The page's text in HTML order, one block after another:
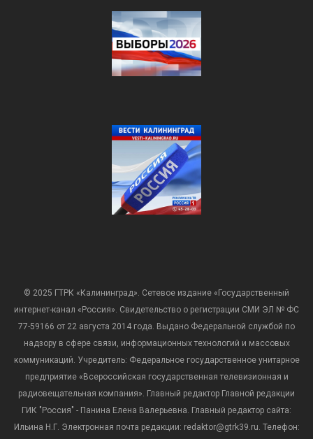
© 2025 ГТРК «Калининград». Сетевое издание «Государственный
интернет-канал «Россия». Свидетельство о регистрации СМИ ЭЛ № ФС
77-59166 от 22 августа 2014 года. Выдано Федеральной службой по
надзору в сфере связи, информационных технологий и массовых
коммуникаций. Учредитель: Федеральное государственное унитарное
предприятие «Всероссийская государственная телевизионная и
радиовещательная компания». Главный редактор Главной редакции
ГИК "Россия" - Панина Елена Валерьевна. Главный редактор сайта:
Ильина Н.Г. Электронная почта редакции: redaktor@gtrk39.ru. Телефон: